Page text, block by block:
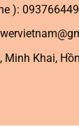
):
Minh Khai,